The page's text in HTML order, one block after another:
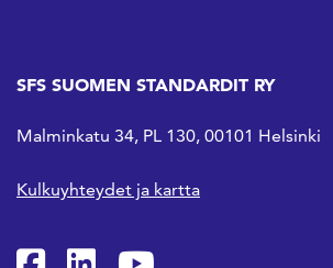
SFS SUOMEN STANDARDIT RY
Malminkatu 34, PL 130, 00101 Helsinki
Kulkuyhteydet ja kartta